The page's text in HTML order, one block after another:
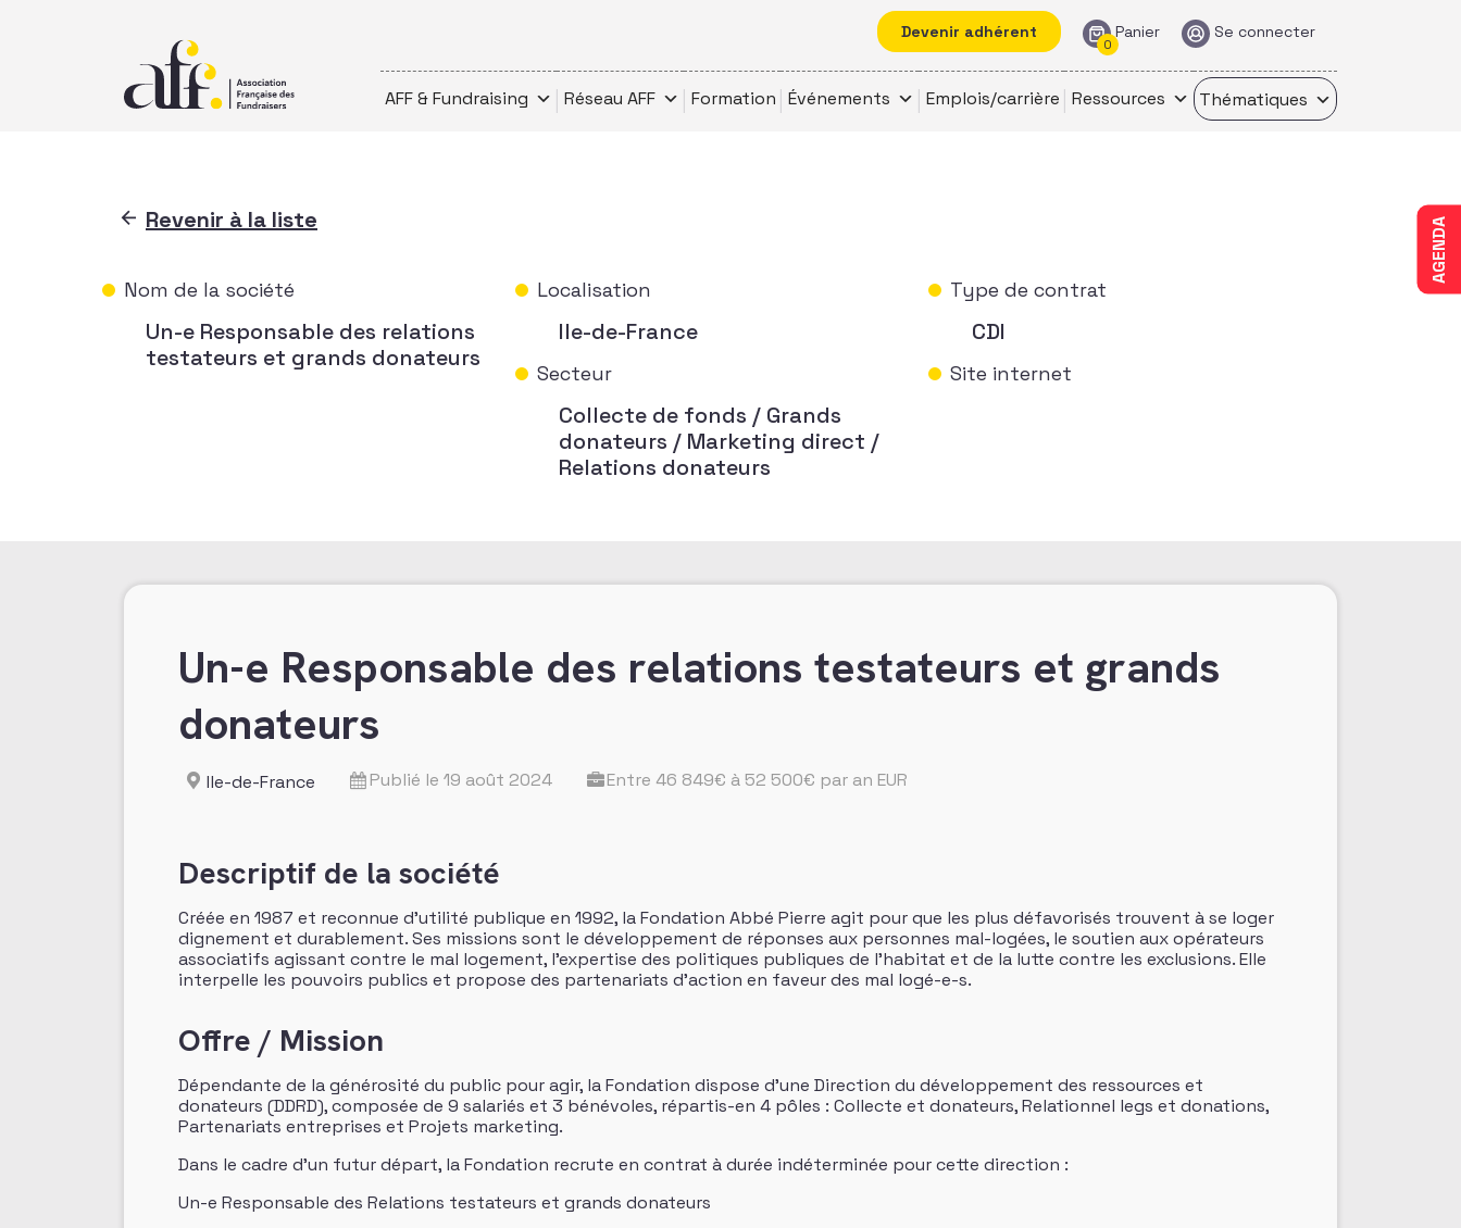
Devenir adhérent Panier
0
Se connecter
AFF & Fundraising Réseau AFF Formation Événements Emplois/carrière Ressources Thématiques
AGENDA
Revenir à la liste
Nom de la société
Un-e Responsable des relations
testateurs et grands donateurs
Localisation
Ile-de-France
Secteur
Collecte de fonds / Grands
donateurs / Marketing direct /
Relations donateurs
Type de contrat
CDI
Site internet
Un-e Responsable des relations testateurs et grands
donateurs
Ile-de-France Publié le 19 août 2024 Entre 46 849€ à 52 500€ par an EUR
Descriptif de la société
Créée en 1987 et reconnue d’utilité publique en 1992, la Fondation Abbé Pierre agit pour que les plus défavorisés trouvent à se loger
dignement et durablement. Ses missions sont le développement de réponses aux personnes mal-logées, le soutien aux opérateurs
associatifs agissant contre le mal logement, l’expertise des politiques publiques de l’habitat et de la lutte contre les exclusions. Elle
interpelle les pouvoirs publics et propose des partenariats d’action en faveur des mal logé-e-s.
Offre / Mission
Dépendante de la générosité du public pour agir, la Fondation dispose d’une Direction du développement des ressources et
donateurs (DDRD), composée de 9 salariés et 3 bénévoles, répartis-en 4 pôles : Collecte et donateurs, Relationnel legs et donations,
Partenariats entreprises et Projets marketing.
Dans le cadre d’un futur départ, la Fondation recrute en contrat à durée indéterminée pour cette direction :
Un-e Responsable des Relations testateurs et grands donateurs